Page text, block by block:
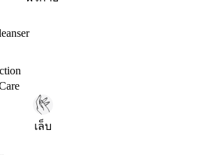
เล็บ